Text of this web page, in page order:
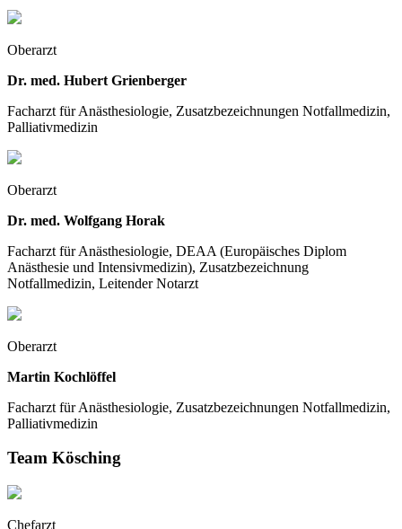
Oberarzt
Dr. med. Hubert Grienberger
Facharzt für Anästhesiologie, Zusatzbezeichnungen Notfallmedizin,
Palliativmedizin
Oberarzt
Dr. med. Wolfgang Horak
Facharzt für Anästhesiologie, DEAA (Europäisches Diplom
Anästhesie und Intensivmedizin), Zusatzbezeichnung
Notfallmedizin, Leitender Notarzt
Oberarzt
Martin Kochlöffel
Facharzt für Anästhesiologie, Zusatzbezeichnungen Notfallmedizin,
Palliativmedizin
Team Kösching
Chefarzt